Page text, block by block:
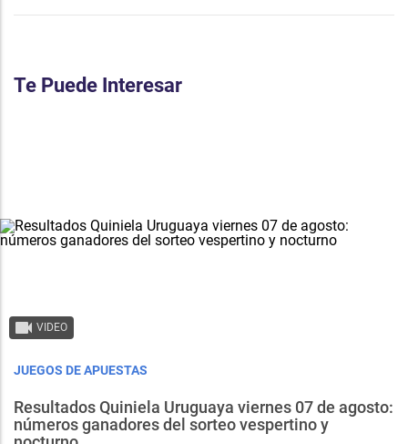
Te Puede Interesar
VIDEO
JUEGOS DE APUESTAS
Resultados Quiniela Uruguaya viernes 07 de agosto:
números ganadores del sorteo vespertino y